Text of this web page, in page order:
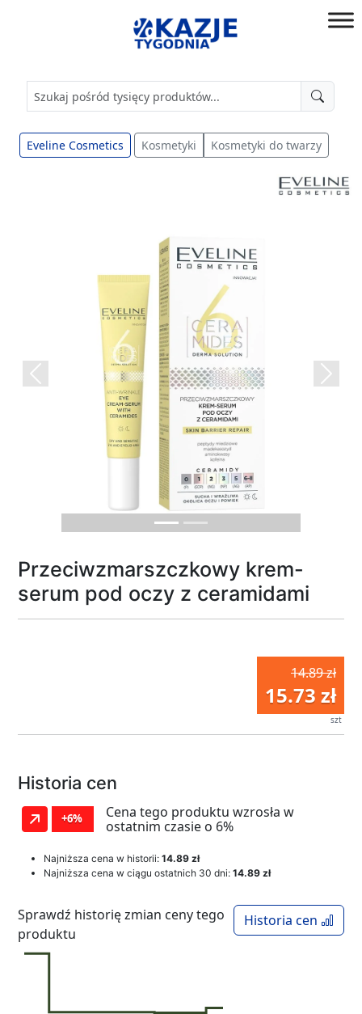
złap
Eveline Cosmetics Kosmetyki Kosmetyki do twarzy
Previous Next
Przeciwzmarszczkowy krem-
serum pod oczy z ceramidami
14.89 zł
15.73 zł
szt
Historia cen
+6%
Cena tego produktu wzrosła w
ostatnim czasie o 6%
Najniższa cena w historii: 14.89 zł
Najniższa cena w ciągu ostatnich 30 dni: 14.89 zł
Historia cen
Sprawdź historię zmian ceny tego
produktu